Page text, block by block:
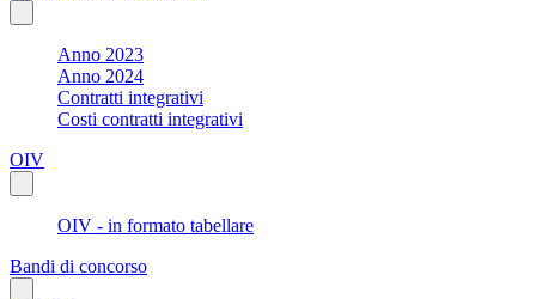
Anno 2023
Anno 2024
Contratti integrativi
Costi contratti integrativi
OIV
OIV - in formato tabellare
Bandi di concorso